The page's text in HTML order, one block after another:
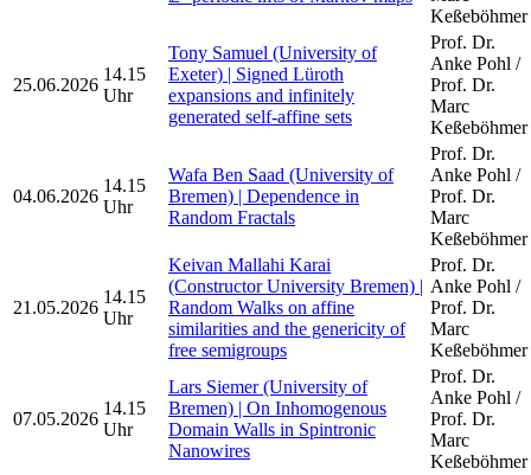
Keßeböhmer
25.06.2026
14.15
Uhr
Tony Samuel (University of
Exeter) | Signed Lüroth
expansions and infinitely
generated self-affine sets
Prof. Dr.
Anke Pohl /
Prof. Dr.
Marc
Keßeböhmer
04.06.2026
14.15
Uhr
Wafa Ben Saad (University of
Bremen) | Dependence in
Random Fractals
Prof. Dr.
Anke Pohl /
Prof. Dr.
Marc
Keßeböhmer
21.05.2026
14.15
Uhr
Keivan Mallahi Karai
(Constructor University Bremen) |
Random Walks on affine
similarities and the genericity of
free semigroups
Prof. Dr.
Anke Pohl /
Prof. Dr.
Marc
Keßeböhmer
07.05.2026
14.15
Uhr
Lars Siemer (University of
Bremen) | On Inhomogenous
Domain Walls in Spintronic
Nanowires
Prof. Dr.
Anke Pohl /
Prof. Dr.
Marc
Keßeböhmer